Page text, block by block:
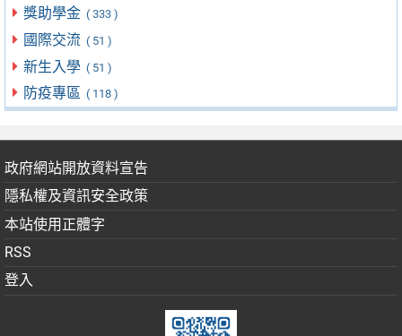
獎助學金 ( 333 )
國際交流 ( 51 )
新生入學 ( 51 )
防疫專區 ( 118 )
政府網站開放資料宣告
隱私權及資訊安全政策
本站使用正體字
RSS
登入